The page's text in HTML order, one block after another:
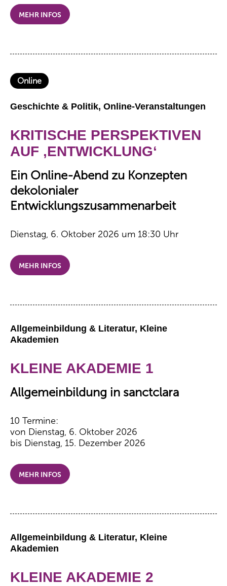
MEHR INFOS
Online
Geschichte & Politik, Online-Veranstaltungen
KRITISCHE PERSPEKTIVEN
AUF ‚ENTWICKLUNG‘
Ein Online-Abend zu Konzepten
dekolonialer
Entwicklungszusammenarbeit
Dienstag, 6. Oktober 2026 um 18:30 Uhr
MEHR INFOS
Allgemeinbildung & Literatur, Kleine
Akademien
KLEINE AKADEMIE 1
Allgemeinbildung in sanctclara
10 Termine:
von Dienstag, 6. Oktober 2026
bis Dienstag, 15. Dezember 2026
MEHR INFOS
Allgemeinbildung & Literatur, Kleine
Akademien
KLEINE AKADEMIE 2